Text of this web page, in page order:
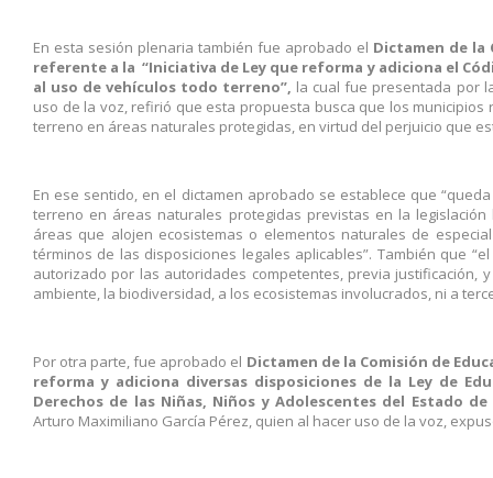
En esta sesión plenaria también fue aprobado el Dictamen de la
referente a la “Iniciativa de Ley que reforma y adiciona el
al uso de vehículos todo terreno”, la cual fue presentada por
uso de la voz, refirió que esta propuesta busca que los
terreno en áreas naturales protegidas, en virtud del perjuicio que
En ese sentido, en el dictamen aprobado se establece que
terreno en áreas naturales protegidas previstas en la legislación
áreas que alojen ecosistemas o elementos naturales de
términos de las disposiciones legales aplicables”. También que
autorizado por las autoridades competentes, previa justificación,
ambiente, la biodiversidad, a los ecosistemas involucrados, ni a
Por otra parte, fue aprobado el Dictamen de la Comisión de
reforma y adiciona diversas disposiciones de la Ley de
Derechos de las Niñas, Niños y Adolescentes del Estado
Arturo Maximiliano García Pérez, quien al hacer uso de la voz,